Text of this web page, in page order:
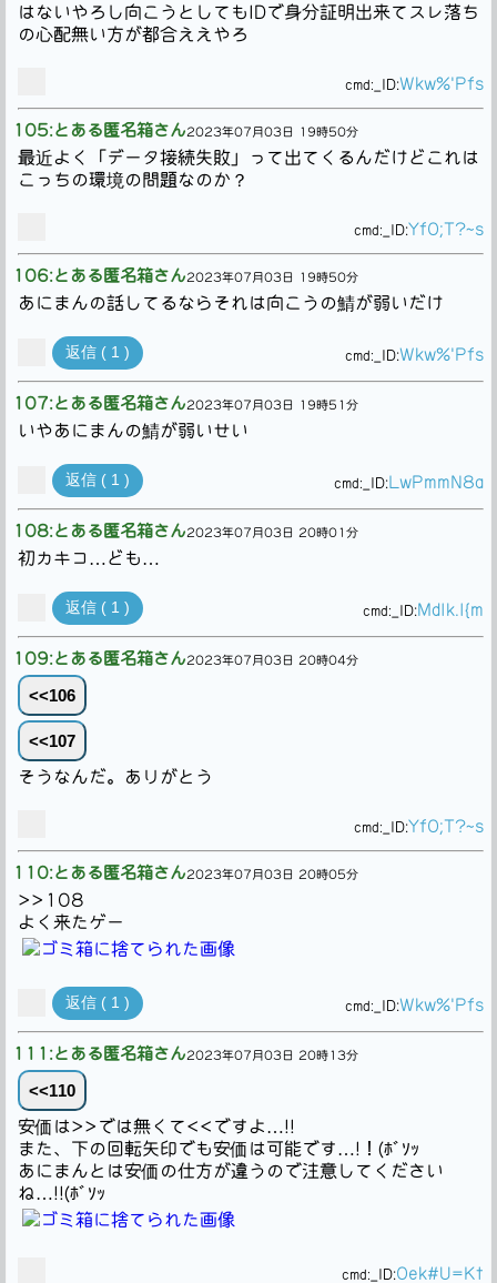
はないやろし向こうとしてもIDで身分証明出来てスレ落ち
の心配無い方が都合ええやろ
cmd: _ID:Wkw%'Pfs
105:とある匿名箱さん2023年07月03日 19時50分
最近よく「データ接続失敗」って出てくるんだけどこれは
こっちの環境の問題なのか？
cmd: _ID:YfO;T?~s
106:とある匿名箱さん2023年07月03日 19時50分
あにまんの話してるならそれは向こうの鯖が弱いだけ
返信 ( 1 ) cmd: _ID:Wkw%'Pfs
107:とある匿名箱さん2023年07月03日 19時51分
いやあにまんの鯖が弱いせい
返信 ( 1 ) cmd: _ID:LwPmmN8a
108:とある匿名箱さん2023年07月03日 20時01分
初カキコ…ども…
返信 ( 1 ) cmd: _ID:MdIk.I{m
109:とある匿名箱さん2023年07月03日 20時04分
<<106
<<107
そうなんだ。ありがとう
cmd: _ID:YfO;T?~s
110:とある匿名箱さん2023年07月03日 20時05分
>>108
よく来たゲー
返信 ( 1 ) cmd: _ID:Wkw%'Pfs
111:とある匿名箱さん2023年07月03日 20時13分
<<110
安価は>>では無くて<<ですよ…!!
また、下の回転矢印でも安価は可能です…!！(ﾎﾞｿｯ
あにまんとは安価の仕方が違うので注意してください
ね…!!(ﾎﾞｿｯ
cmd: _ID:Oek#U=Kt